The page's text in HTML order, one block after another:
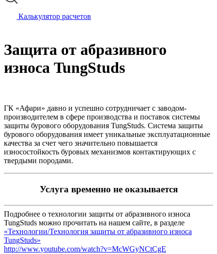
Калькулятор расчетов
Защита от абразивного
износа TungStuds
ГК «Афари» давно и успешно сотрудничает с заводом-
производителем в сфере производства и поставок системы
защиты бурового оборудования TungStuds. Система защиты
бурового оборудования имеет уникальные эксплуатационные
качества за счет чего значительно повышается
износостойкость буровых механизмов контактирующих с
твердыми породами.
Услуга временно не оказывается
Подробнее о технологии защиты от абразивного износа
TungStuds можно прочитать на нашем сайте, в разделе
«Технологии/Технология защиты от абразивного износа
TungStuds»
http://www.youtube.com/watch?v=McWGyNCtCgE